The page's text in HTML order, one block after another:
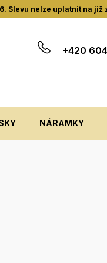
Slevu nelze uplatnit na
+420
NÁRAMKY